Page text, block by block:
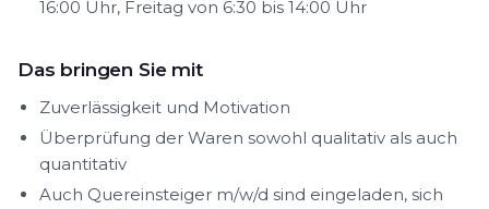
16:00 Uhr, Freitag von 6:30 bis 14:00 Uhr
Das bringen Sie mit
Zuverlässigkeit und Motivation
Überprüfung der Waren sowohl qualitativ als auch
quantitativ
Auch Quereinsteiger m/w/d sind eingeladen, sich